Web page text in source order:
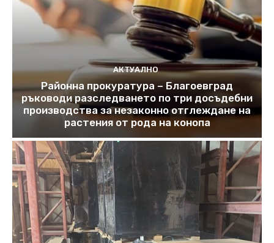
АКТУАЛНО
Районна прокуратура – Благоевград
ръководи разследването по три досъдебни
производства за незаконно отглеждане на
растения от рода на конопа